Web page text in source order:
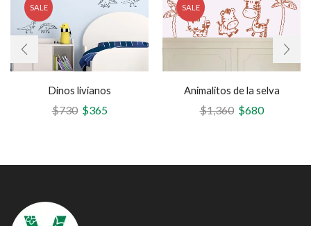
SALE
Dinos livianos
$730 $365
SALE
Animalitos de la selva
$1,360 $680